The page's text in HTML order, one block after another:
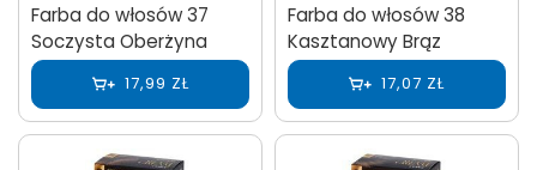
Farba do włosów 37
Soczysta Oberżyna
17,99 ZŁ
Farba do włosów 38
Kasztanowy Brąz
17,07 ZŁ